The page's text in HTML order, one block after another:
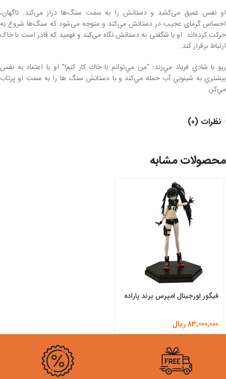
او نفس عمیق می‌کشد و دستانش را به سمت سنگ‌ها دراز می‌کند. ناگهان،
احساس گرمای عجیب در دستانش می‌کند و متوجه می‌شود که سنگ‌ها شروع به
حرکت کرده‌اند. او با شگفتی به دستانش نگاه می‌کند و فهمید که قادر است با خاک
ارتباط برقرار کند.
ريو با شادي فرياد مي‌زند: “من مي‌توانم با خاك كار كنم!” او با اعتماد به نفس
بيشتري به شينوبي آب حمله مي‌كند و با دستانش سنگ ها را به سمت او پرتاب
مي‌كن
نظرات (0)
محصولات مشابه
فیگور اورجینال امپرس برند پاراده
83,000,000ریال